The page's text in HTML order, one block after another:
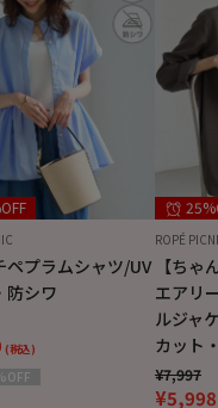
ペプラムシャツ/UV
防シワ
(税込)
ROPÉ
【ちゃ
エアリ
ルジャ
カット
¥7,997
¥5,998